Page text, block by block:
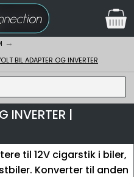
BIL ADAPTER OG INVERTER
INVERTER |
til 12V cigarstik i biler,
Konverter til anden